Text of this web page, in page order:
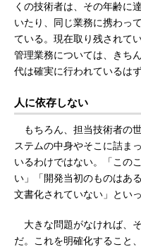
くの技術者は、その年齢に
いたり、同じ業務に携わっ
ている。現在取り残されて
管理業務については、きち
代は確実に行われているはず
人に依存しない
もちろん、担当技術者の
ステムの中身やそこに詰ま
いるわけではない。「この
い」「開発当初のものはあ
文書化されていない」とい
大きな問題がなければ、
だ。これを明確化すること